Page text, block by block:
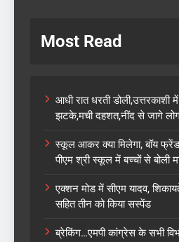
Most Read
आधी रात धरती
झटके,मची दहशत,नींद से जागे
स्कूल आकर क्या मिलेगा, बॉय
पीएम श्री स्कूल में बच्चों से बोली
एक्शन मोड में सीएम यादव,
सहित तीन को किया सस्पेंड
ब्रेकिंग…एमपी कांग्रेस के सभी